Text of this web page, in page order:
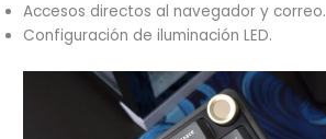
Accesos directos al navegador y correo.
Configuración de iluminación LED.